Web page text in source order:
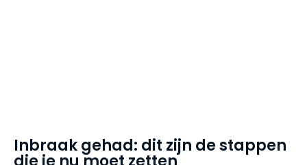
Inbraak gehad: dit zijn de stappen